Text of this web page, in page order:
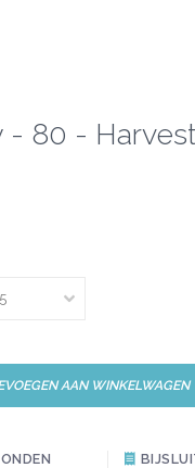
- 80 -
AAN WINKELWAGEN